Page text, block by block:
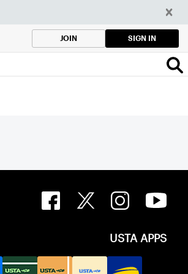
JOIN SIGN IN
USTA APPS